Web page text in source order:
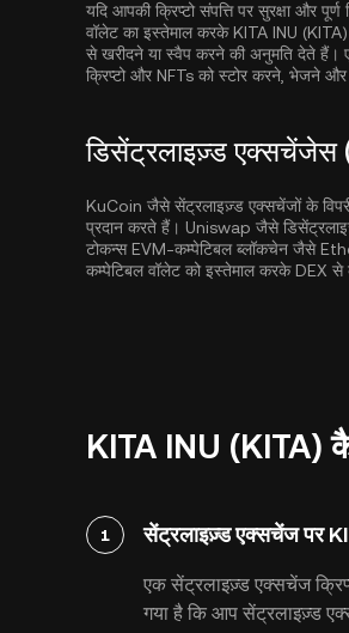
यदि आपकी क्रिप्टो संपत्ति पर सुरक्षा और
वॉलेट का इस्तेमाल करके KITA INU
से खरीदने या स्वैप करने की अनुमति देते हैं।
क्रिप्टो और NFTs को स्टोर करने, भेजने और
डिसेंट्रलाइज़्ड एक्सचेंजेस
KuCoin जैसे सेंट्रलाइज़्ड एक्सचेंजों के
प्रदान करते हैं। Uniswap जैसे
टोकन्स EVM-कम्पेटिबल ब्लॉकचेन जैसे
कम्पेटिबल वॉलेट को इस्तेमाल करके DEX से
KITA INU (KITA)
1 सेंट्रलाइज़्ड एक्सचेंज पर
एक सेंट्रलाइज़्ड एक्सचेंज
गया है कि आप सेंट्रलाइज़्ड